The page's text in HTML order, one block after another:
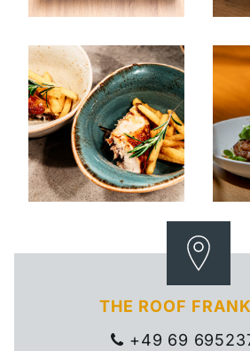
KARRIERE
THE ROOF
 +49 69